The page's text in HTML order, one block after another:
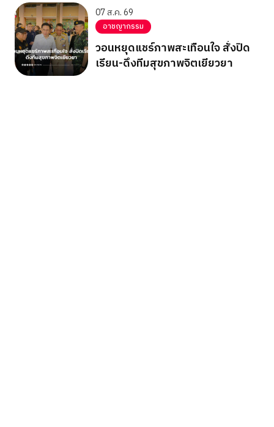
07 ส.ค. 69
อาชญากรรม
วอนหยุดแชร์ภาพสะเทือนใจ สั่งปิด
เรียน-ดึงทีมสุขภาพจิตเยียวยา